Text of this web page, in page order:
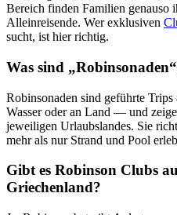
Bereich finden Familien genauso
Alleinreisende. Wer exklusiven
sucht, ist hier richtig.
Was sind
Robinsonaden sind geführte
Wasser oder an Land — und
jeweiligen Urlaubslandes. Sie
mehr als nur Strand und Pool
Gibt es Robinson Clubs
Griechenland?